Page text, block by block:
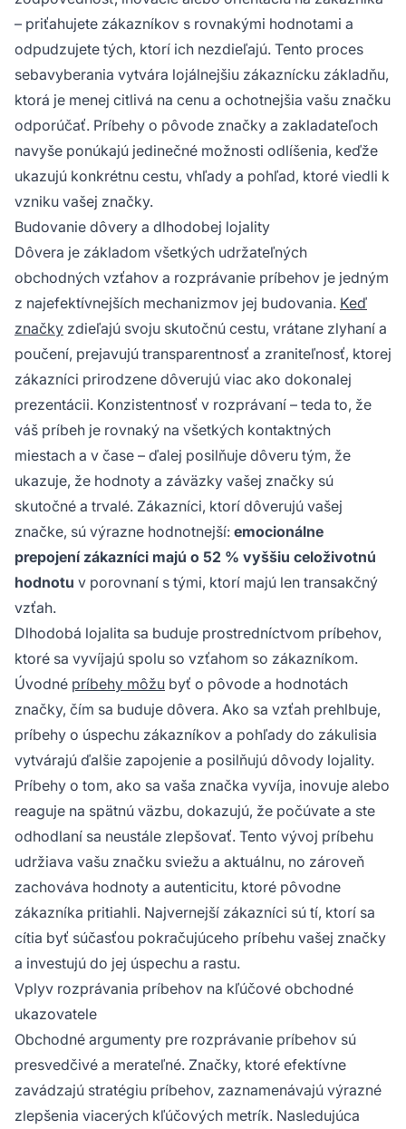
– priťahujete zákazníkov s rovnakými hodnotami a
odpudzujete tých, ktorí ich nezdieľajú. Tento proces
sebavyberania vytvára lojálnejšiu zákaznícku základňu,
ktorá je menej citlivá na cenu a ochotnejšia vašu značku
odporúčať. Príbehy o pôvode značky a zakladateľoch
navyše ponúkajú jedinečné možnosti odlíšenia, keďže
ukazujú konkrétnu cestu, vhľady a pohľad, ktoré viedli k
vzniku vašej značky.
Budovanie dôvery a dlhodobej lojality
Dôvera je základom všetkých udržateľných
obchodných vzťahov a rozprávanie príbehov je jedným
z najefektívnejších mechanizmov jej budovania. Keď
značky zdieľajú svoju skutočnú cestu, vrátane zlyhaní a
poučení, prejavujú transparentnosť a zraniteľnosť, ktorej
zákazníci prirodzene dôverujú viac ako dokonalej
prezentácii. Konzistentnosť v rozprávaní – teda to, že
váš príbeh je rovnaký na všetkých kontaktných
miestach a v čase – ďalej posilňuje dôveru tým, že
ukazuje, že hodnoty a záväzky vašej značky sú
skutočné a trvalé. Zákazníci, ktorí dôverujú vašej
značke, sú výrazne hodnotnejší: emocionálne
prepojení zákazníci majú o 52 % vyššiu celoživotnú
hodnotu v porovnaní s tými, ktorí majú len transakčný
vzťah.
Dlhodobá lojalita sa buduje prostredníctvom príbehov,
ktoré sa vyvíjajú spolu so vzťahom so zákazníkom.
Úvodné príbehy môžu byť o pôvode a hodnotách
značky, čím sa buduje dôvera. Ako sa vzťah prehlbuje,
príbehy o úspechu zákazníkov a pohľady do zákulisia
vytvárajú ďalšie zapojenie a posilňujú dôvody lojality.
Príbehy o tom, ako sa vaša značka vyvíja, inovuje alebo
reaguje na spätnú väzbu, dokazujú, že počúvate a ste
odhodlaní sa neustále zlepšovať. Tento vývoj príbehu
udržiava vašu značku sviežu a aktuálnu, no zároveň
zachováva hodnoty a autenticitu, ktoré pôvodne
zákazníka pritiahli. Najvernejší zákazníci sú tí, ktorí sa
cítia byť súčasťou pokračujúceho príbehu vašej značky
a investujú do jej úspechu a rastu.
Vplyv rozprávania príbehov na kľúčové obchodné
ukazovatele
Obchodné argumenty pre rozprávanie príbehov sú
presvedčivé a merateľné. Značky, ktoré efektívne
zavádzajú stratégiu príbehov, zaznamenávajú výrazné
zlepšenia viacerých kľúčových metrík. Nasledujúca